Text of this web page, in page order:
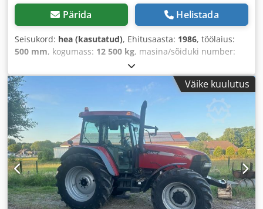
Pärida Helistada
Seisukord: hea (kasutatud), Ehitusaasta: 1986, töölaius:
500 mm, kogumass: 12 500 kg, masina/sõiduki number:
Väike kuulutus